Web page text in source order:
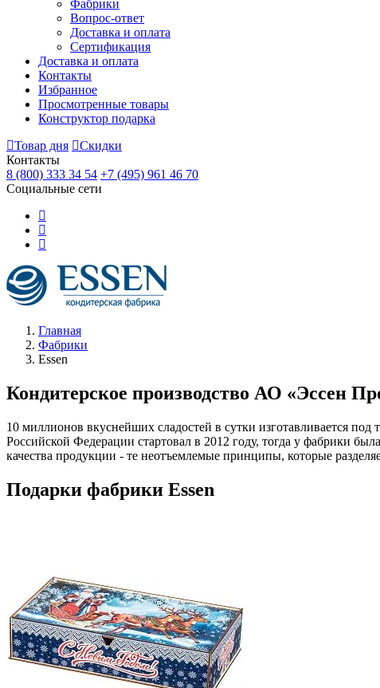
Фабрики
Вопрос-ответ
Доставка и оплата
Сертификация
Доставка и оплата
Контакты
Избранное
Просмотренные товары
Конструктор подарка
Товар дня
Скидки
Контакты
8 (800) 333 34 54 +7 (495) 961 46 70
Социальные сети
Главная
Фабрики
Essen
Кондитерское производство АО «Эссен
10 миллионов вкуснейших сладостей в сутки изготавливается
Российской Федерации стартовал в 2012 году, тогда у фабрики
качества продукции - те неотъемлемые принципы, которые
Подарки фабрики Essen